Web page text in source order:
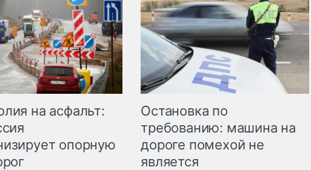
на асфальт:
опорную
Остановка по
требованию: машина на
дороге помехой не
является